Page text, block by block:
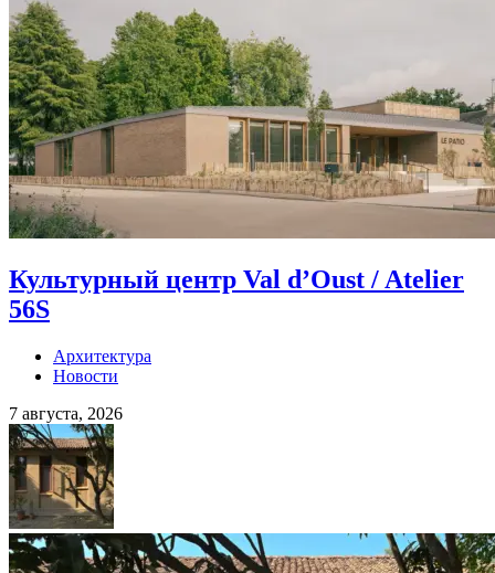
Культурный центр Val d’Oust / Atelier
56S
Архитектура
Новости
7 августа, 2026